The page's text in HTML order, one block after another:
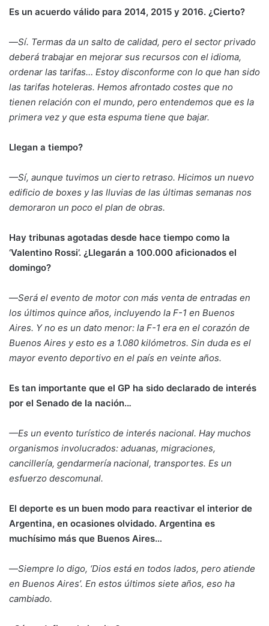
Es un acuerdo válido para 2014, 2015 y 2016. ¿Cierto?
—Sí. Termas da un salto de calidad, pero el sector privado
deberá trabajar en mejorar sus recursos con el idioma,
ordenar las tarifas… Estoy disconforme con lo que han sido
las tarifas hoteleras. Hemos afrontado costes que no
tienen relación con el mundo, pero entendemos que es la
primera vez y que esta espuma tiene que bajar.
Llegan a tiempo?
—Sí, aunque tuvimos un cierto retraso. Hicimos un nuevo
edificio de boxes y las lluvias de las últimas semanas nos
demoraron un poco el plan de obras.
Hay tribunas agotadas desde hace tiempo como la
‘Valentino Rossi’. ¿Llegarán a 100.000 aficionados el
domingo?
—Será el evento de motor con más venta de entradas en
los últimos quince años, incluyendo la F-1 en Buenos
Aires. Y no es un dato menor: la F-1 era en el corazón de
Buenos Aires y esto es a 1.080 kilómetros. Sin duda es el
mayor evento deportivo en el país en veinte años.
Es tan importante que el GP ha sido declarado de interés
por el Senado de la nación...
—Es un evento turístico de interés nacional. Hay muchos
organismos involucrados: aduanas, migraciones,
cancillería, gendarmería nacional, transportes. Es un
esfuerzo descomunal.
El deporte es un buen modo para reactivar el interior de
Argentina, en ocasiones olvidado. Argentina es
muchísimo más que Buenos Aires…
—Siempre lo digo, ‘Dios está en todos lados, pero atiende
en Buenos Aires’. En estos últimos siete años, eso ha
cambiado.